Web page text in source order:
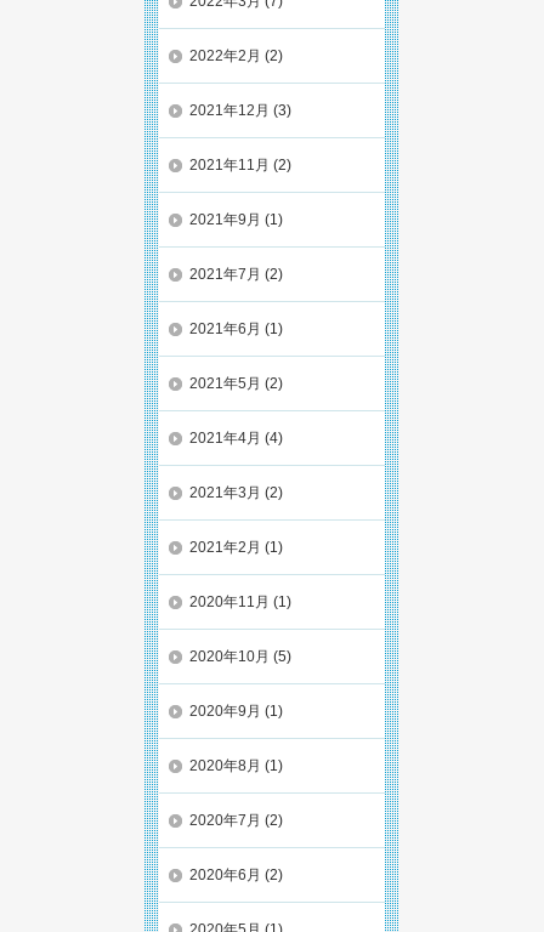
2022年2月 (2)
2021年12月 (3)
2021年11月 (2)
2021年9月 (1)
2021年7月 (2)
2021年6月 (1)
2021年5月 (2)
2021年4月 (4)
2021年3月 (2)
2021年2月 (1)
2020年11月 (1)
2020年10月 (5)
2020年9月 (1)
2020年8月 (1)
2020年7月 (2)
2020年6月 (2)